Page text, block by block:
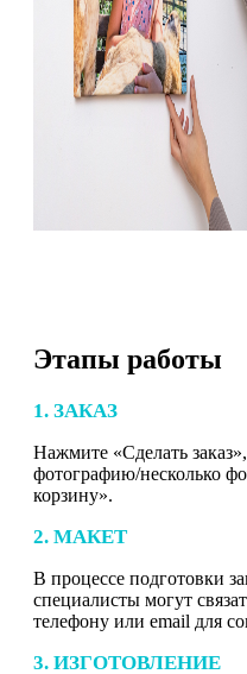
Этапы работы
1. ЗАКАЗ
Нажмите «Сделать
фотографию/несколько
корзину».
2. МАКЕТ
В процессе подготовки
специалисты могут
телефону или email для
3. ИЗГОТОВЛЕНИЕ